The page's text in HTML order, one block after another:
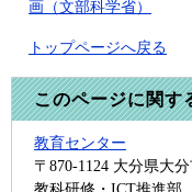
画（文部科学省）
トップページへ戻る
このページに関す
教育センター
〒870-1124 大分県大